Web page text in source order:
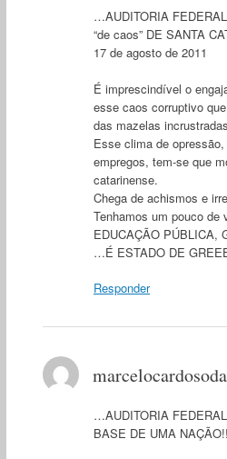
…AUDITORIA
“de caos” DE
17 de agosto de 2011
É imprescindível o
esse caos corruptivo
das mazelas
Esse clima de
empregos, tem-se que
catarinense.
Chega de achismos e
Tenhamos um pouco de
EDUCAÇÃO PÚBLICA,
…É ESTADO DE
Responder
…AUDITORIA
BASE DE UMA